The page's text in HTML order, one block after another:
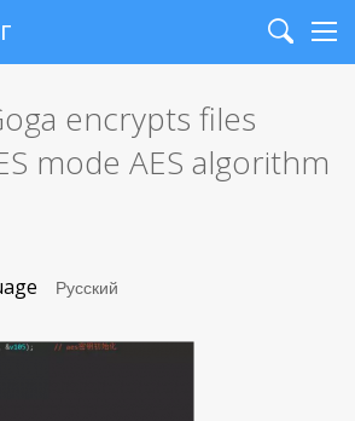
Search
encrypts files
mode AES algorithm